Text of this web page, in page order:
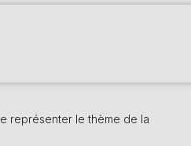
représenter le thème de la